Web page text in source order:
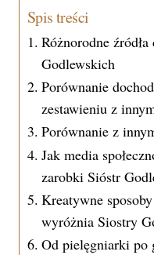
Spis treści
Różnorodne
Godlewskich
Porównanie
zestawieniu z
Porównanie z
Jak media
zarobki Sióstr
Kreatywne
wyróżnia Siostry
Od pielęgniarki po